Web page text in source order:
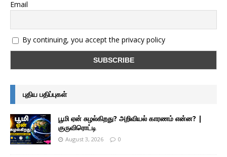
Email
By continuing, you accept the privacy policy
புதிய பதிப்புகள்
பூமி ஏன் சுழல்கிறது? அறிவியல் காரணம் என்ன? |
குருவிரொட்டி
August 3, 2026 0